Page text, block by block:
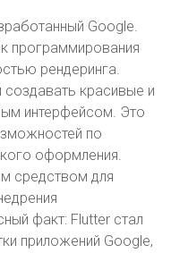
Google.
программирования
рендеринга.
создавать красивые и
интерфейсом. Это
по
оформления.
средством для
факт: Flutter стал
приложений Google,